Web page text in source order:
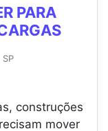
PARA
SP
construções
mover